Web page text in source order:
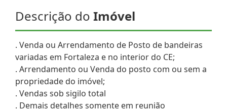
Descrição do Imóvel
. Venda ou Arrendamento de Posto de bandeiras
variadas em Fortaleza e no interior do CE;
. Arrendamento ou Venda do posto com ou sem a
propriedade do imóvel;
. Vendas sob sigilo total
. Demais detalhes somente em reunião